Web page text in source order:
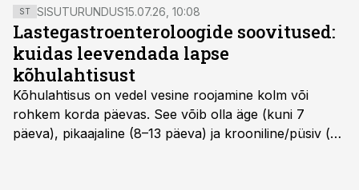
ST SISUTURUNDUS15.07.26, 10:08
Lastegastroenteroloogide soovitused:
kuidas leevendada lapse
kõhulahtisust
Kõhulahtisus on vedel vesine roojamine kolm või
rohkem korda päevas. See võib olla äge (kuni 7
päeva), pikaajaline (8–13 päeva) ja krooniline/püsiv (>